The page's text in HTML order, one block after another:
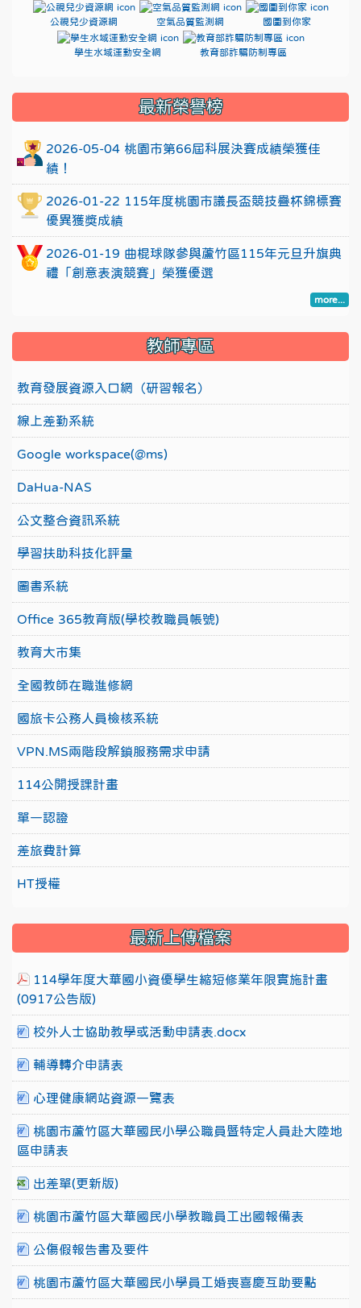
公視兒少資源網 空氣品質監測網 國圖到你家
學生水域運動安全網 教育部詐騙防制專區
::: 最新榮譽榜
2026-05-04 桃園市第66屆科展決賽成績榮獲佳
績！
2026-01-22 115年度桃園市議長盃競技疊杯錦標賽
優異獲獎成績
2026-01-19 曲棍球隊參與蘆竹區115年元旦升旗典
禮「創意表演競賽」榮獲優選
more...
教師專區
教育發展資源入口網（研習報名）
線上差勤系統
Google workspace(@ms)
DaHua-NAS
公文整合資訊系統
學習扶助科技化評量
圖書系統
Office 365教育版(學校教職員帳號)
教育大市集
全國教師在職進修網
國旅卡公務人員檢核系統
VPN.MS兩階段解鎖服務需求申請
114公開授課計畫
單一認證
差旅費計算
HT授權
最新上傳檔案
114學年度大華國小資優學生縮短修業年限實施計畫
(0917公告版)
校外人士協助教學或活動申請表.docx
輔導轉介申請表
心理健康網站資源一覽表
桃園市蘆竹區大華國民小學公職員暨特定人員赴大陸地
區申請表
出差單(更新版)
桃園市蘆竹區大華國民小學教職員工出國報備表
公傷假報告書及要件
桃園市蘆竹區大華國民小學員工婚喪喜慶互助要點